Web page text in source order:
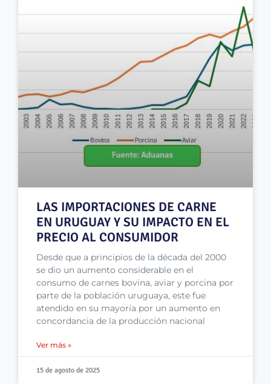
LAS IMPORTACIONES DE CARNE
EN URUGUAY Y SU IMPACTO EN EL
PRECIO AL CONSUMIDOR
Desde que a principios de la década del 2000
se dio un aumento considerable en el
consumo de carnes bovina, aviar y porcina por
parte de la población uruguaya, este fue
atendido en su mayoría por un aumento en
concordancia de la producción nacional
Ver más »
15 de agosto de 2025